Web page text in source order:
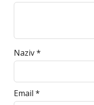
Naziv*
Email *